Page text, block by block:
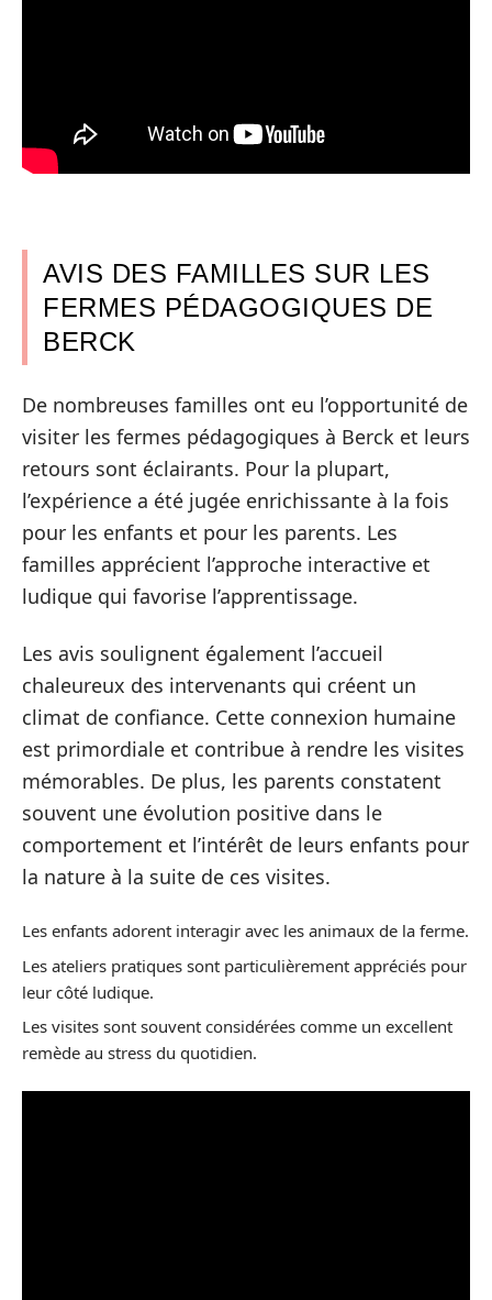
AVIS DES FAMILLES SUR LES
FERMES PÉDAGOGIQUES DE
BERCK
De nombreuses familles ont eu l’opportunité de
visiter les fermes pédagogiques à Berck et leurs
retours sont éclairants. Pour la plupart,
l’expérience a été jugée enrichissante à la fois
pour les enfants et pour les parents. Les
familles apprécient l’approche interactive et
ludique qui favorise l’apprentissage.
Les avis soulignent également l’accueil
chaleureux des intervenants qui créent un
climat de confiance. Cette connexion humaine
est primordiale et contribue à rendre les visites
mémorables. De plus, les parents constatent
souvent une évolution positive dans le
comportement et l’intérêt de leurs enfants pour
la nature à la suite de ces visites.
Les enfants adorent interagir avec les animaux de la ferme.
Les ateliers pratiques sont particulièrement appréciés pour
leur côté ludique.
Les visites sont souvent considérées comme un excellent
remède au stress du quotidien.